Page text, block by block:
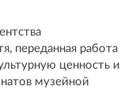
переданная работа
ценность и
музейной